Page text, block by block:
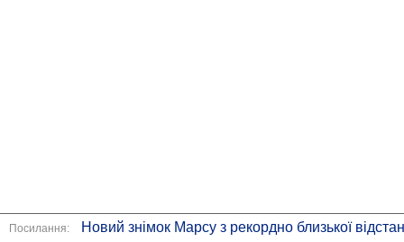
Посилання: Новий знімок Марсу з рекордно близької